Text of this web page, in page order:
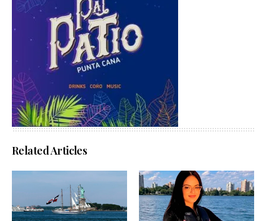
Related Articles